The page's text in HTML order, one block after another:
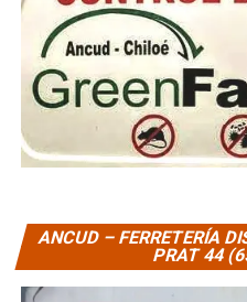
ANCUD – FERRETERÍA
PRAT 44